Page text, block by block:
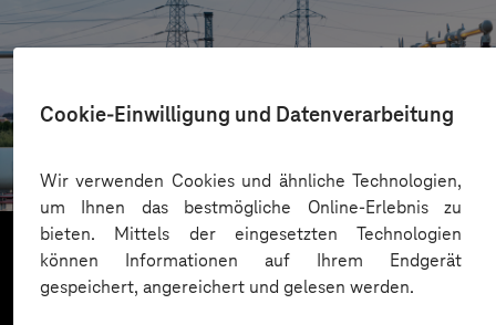
Cookie-Einwilligung und Datenverarbeitung
Wir verwenden Cookies und ähnliche Technologien,
um Ihnen das bestmögliche Online-Erlebnis zu
bieten. Mittels der eingesetzten Technologien
können Informationen auf Ihrem Endgerät
gespeichert, angereichert und gelesen werden.
HIGHVOLT Prüftechnik Dresden GmbH
CRA-Security für digitale Produkte
Mehr laden